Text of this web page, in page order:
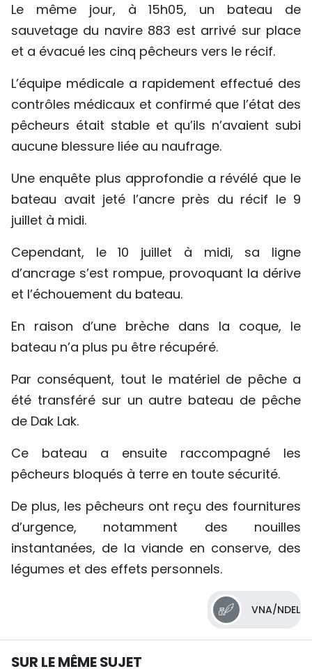
Le même jour, à 15h05, un bateau de
sauvetage du navire 883 est arrivé sur place
et a évacué les cinq pêcheurs vers le récif.
L’équipe médicale a rapidement effectué des
contrôles médicaux et confirmé que l’état des
pêcheurs était stable et qu’ils n’avaient subi
aucune blessure liée au naufrage.
Une enquête plus approfondie a révélé que le
bateau avait jeté l’ancre près du récif le 9
juillet à midi.
Cependant, le 10 juillet à midi, sa ligne
d’ancrage s’est rompue, provoquant la dérive
et l’échouement du bateau.
En raison d’une brèche dans la coque, le
bateau n’a plus pu être récupéré.
Par conséquent, tout le matériel de pêche a
été transféré sur un autre bateau de pêche
de Dak Lak.
Ce bateau a ensuite raccompagné les
pêcheurs bloqués à terre en toute sécurité.
De plus, les pêcheurs ont reçu des fournitures
d’urgence, notamment des nouilles
instantanées, de la viande en conserve, des
légumes et des effets personnels.
VNA/NDEL
SUR LE MÊME SUJET